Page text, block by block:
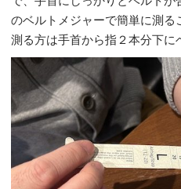
のベルトメジャーで簡単に測る
測る方は手首から指２本分下に